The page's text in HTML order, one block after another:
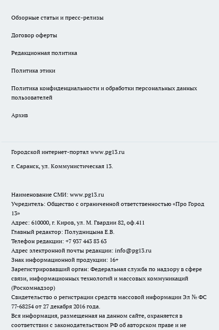
Обзорные статьи и пресс-релизы
Договор оферты
Редакционная политика
Политика этики
Политика конфиденциальности и обработки персональных данных
пользователей
Архив
Городской интернет-портал www.pg13.ru
г. Саранск, ул. Коммунистическая 13.
Наименование СМИ: www.pg13.ru
Учредитель: Общество с ограниченной ответственностью «Про Город
13»
Адрес: 610000, г. Киров, ул. М. Гвардии 82, оф.411
Главный редактор: Полудницына Е.В.
Телефон редакции: +7 937 443 83 63
Адрес электронной почты редакции: info@pg13.ru
Знак информационной продукции: 16+
Зарегистрировавший орган: Федеральная служба по надзору в сфере
связи, информационных технологий и массовых коммуникаций
(Роскомнадзор)
Свидетельство о регистрации средств массовой информации Эл № ФС
77-68254 от 27 декабря 2016 года.
Вся информация, размещенная на данном сайте, охраняется в
соответствии с законодательством РФ об авторском праве и не